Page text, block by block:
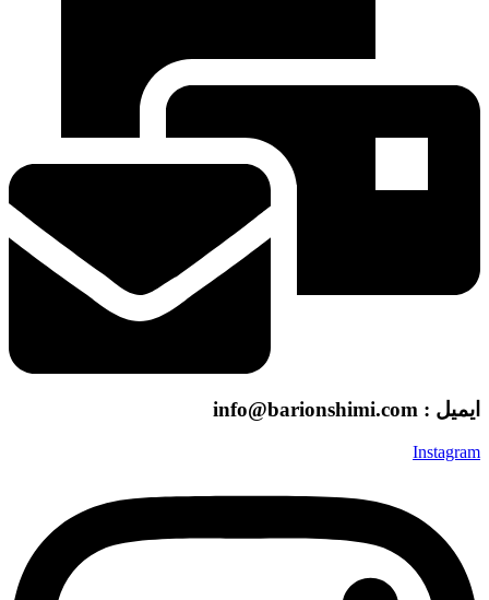
ایمیل : info@barionshimi.com
Instagram